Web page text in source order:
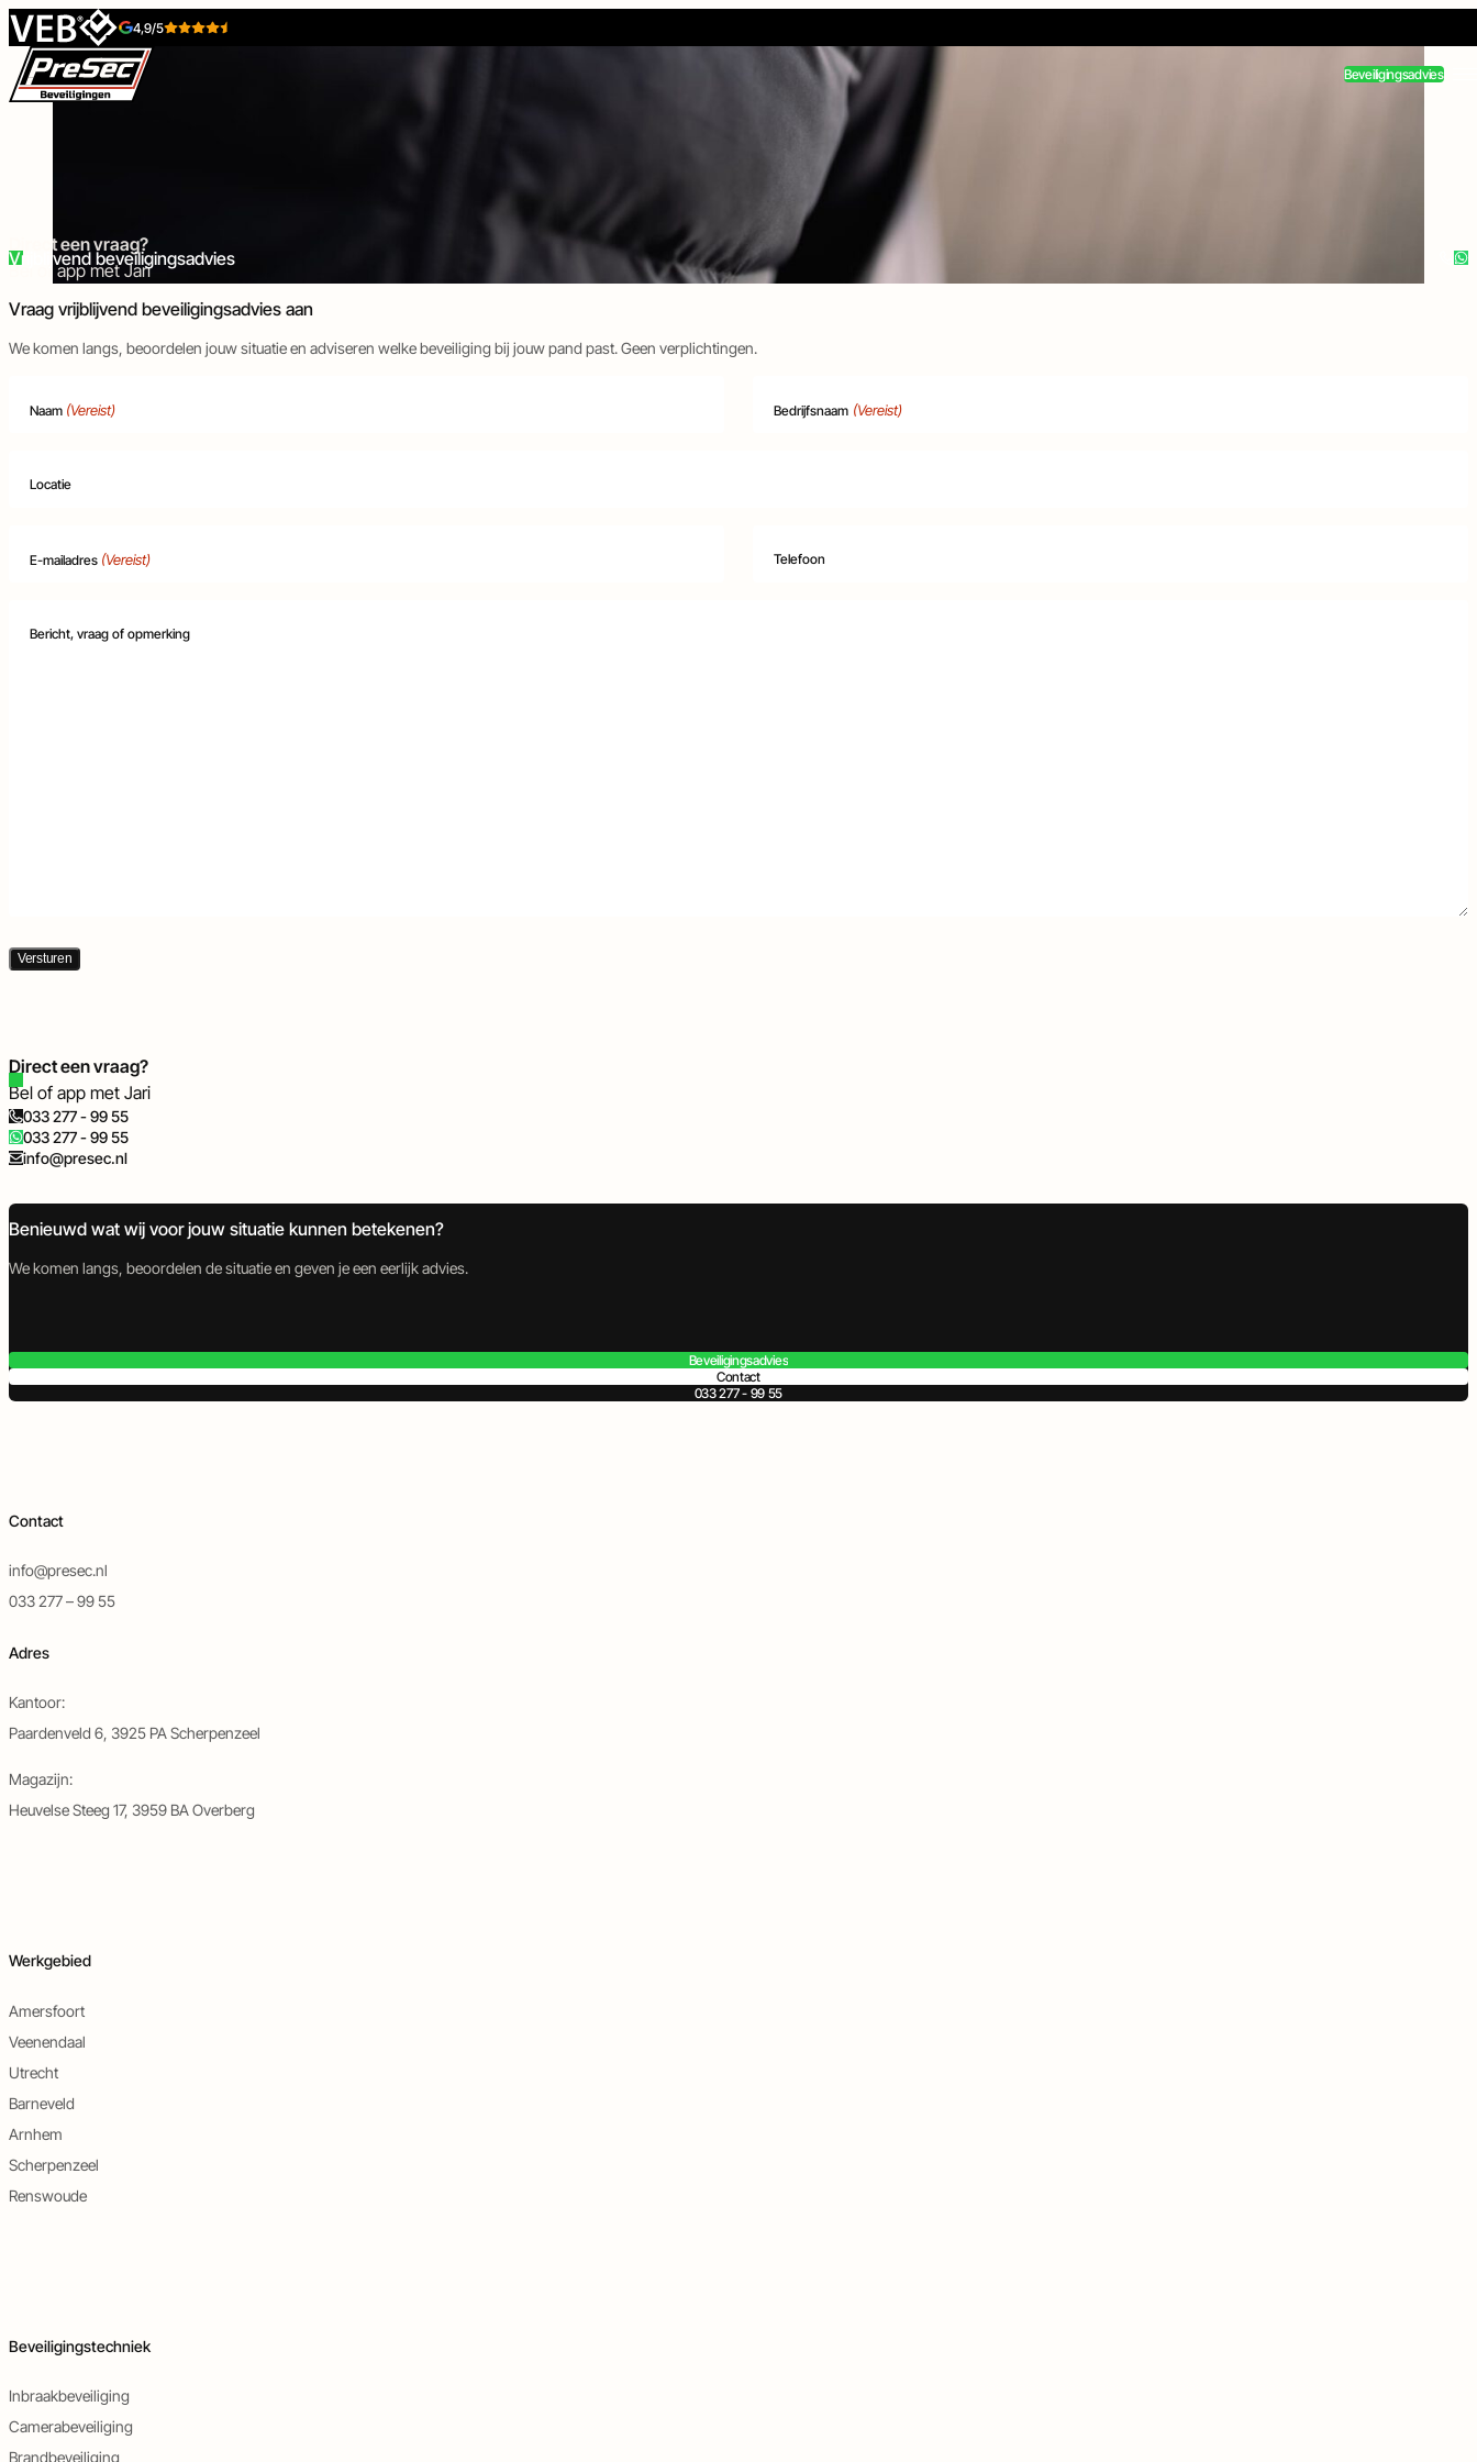
Skip to content 4,9/5
Beveiligingsadvies
Beveiligingstechniek
Toegangstechniek
en
Vrijblijvend beveiligingsadvies
Direct een vraag?
Bel of app met Jari
Direct een vraag?
Bel of app met Jari
033 277 - 99 55
033 277 - 99 55
info@presec.nl
Vraag vrijblijvend beveiligingsadvies aan
We komen langs, beoordelen jouw situatie en adviseren welke beveiliging bij jouw pand past. Geen verplichtingen.
Naam (Vereist) Bedrijfsnaam (Vereist)
Locatie
E-mailadres (Vereist) Telefoon
Bericht, vraag of opmerking
Versturen
Benieuwd wat wij voor jouw situatie kunnen betekenen?
We komen langs, beoordelen de situatie en geven je een eerlijk advies.
Beveiligingsadvies
Contact
033 277 - 99 55
Contact
info@presec.nl
033 277 – 99 55
Adres
Kantoor:
Paardenveld 6, 3925 PA Scherpenzeel
Magazijn:
Heuvelse Steeg 17, 3959 BA Overberg
Werkgebied
Amersfoort
Veenendaal
Utrecht
Barneveld
Arnhem
Scherpenzeel
Renswoude
Beveiligingstechniek
Inbraakbeveiliging
Camerabeveiliging
Brandbeveiliging